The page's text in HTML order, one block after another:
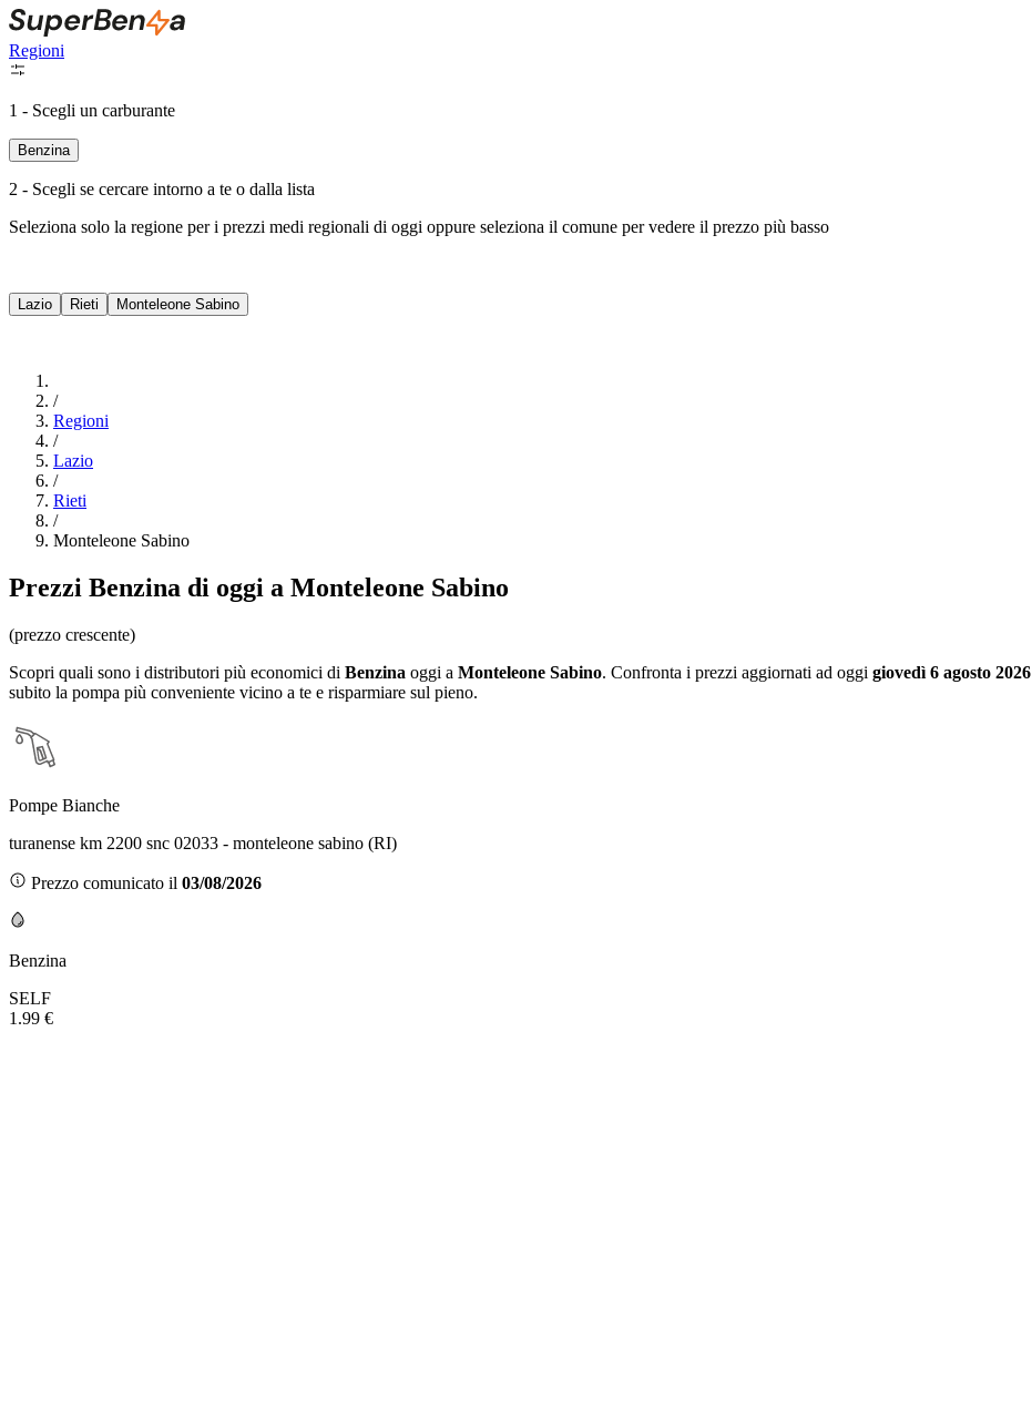
Regioni
1 - Scegli un carburante
Benzina
2 - Scegli se cercare intorno a te o dalla lista
Seleziona solo la regione per i prezzi medi regionali di oggi oppure seleziona il comune per vedere il prezzo più basso
Lazio Rieti Monteleone Sabino
/
Regioni
/
Lazio
/
Rieti
/
Monteleone Sabino
Prezzi Benzina di oggi a Monteleone Sabino
(prezzo crescente)
Scopri quali sono i distributori più economici di Benzina oggi a Monteleone Sabino. Confronta i prezzi aggiornati ad oggi giovedì 6 agosto 2026
subito la pompa più conveniente vicino a te e risparmiare sul pieno.
Pompe Bianche
turanense km 2200 snc 02033 - monteleone sabino (RI)
Prezzo comunicato il 03/08/2026
Benzina
SELF
1.99 €